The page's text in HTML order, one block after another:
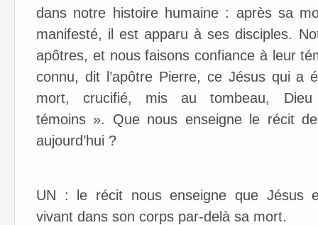
dans notre histoire humaine : après sa
manifesté, il est apparu à ses disciples.
apôtres, et nous faisons confiance à leur
connu, dit l’apôtre Pierre, ce Jésus qui a
mort, crucifié, mis au tombeau,
témoins ». Que nous enseigne le récit
aujourd’hui ?
UN : le récit nous enseigne que Jésus
vivant dans son corps par-delà sa mort.